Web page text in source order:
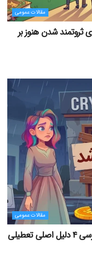
مقالات عمومی
رویای ثروتمند شدن هنوز بر
مقالات عمومی
پایان تلخ پروژه‌های میلیون دلاری؛ بررسی ۴ دلیل اصلی تعطیلی